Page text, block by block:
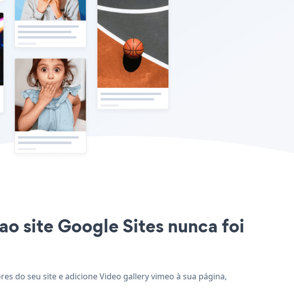
site Google Sites nunca foi
do seu site e adicione Video gallery vimeo à sua página,